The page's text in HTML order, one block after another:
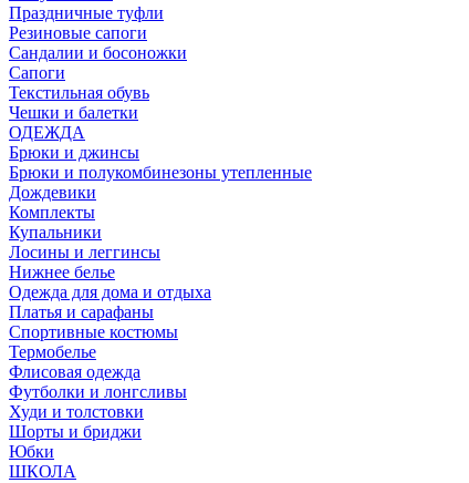
Праздничные туфли
Резиновые сапоги
Сандалии и босоножки
Сапоги
Текстильная обувь
Чешки и балетки
ОДЕЖДА
Брюки и джинсы
Брюки и полукомбинезоны утепленные
Дождевики
Комплекты
Купальники
Лосины и леггинсы
Нижнее белье
Одежда для дома и отдыха
Платья и сарафаны
Спортивные костюмы
Термобелье
Флисовая одежда
Футболки и лонгсливы
Худи и толстовки
Шорты и бриджи
Юбки
ШКОЛА